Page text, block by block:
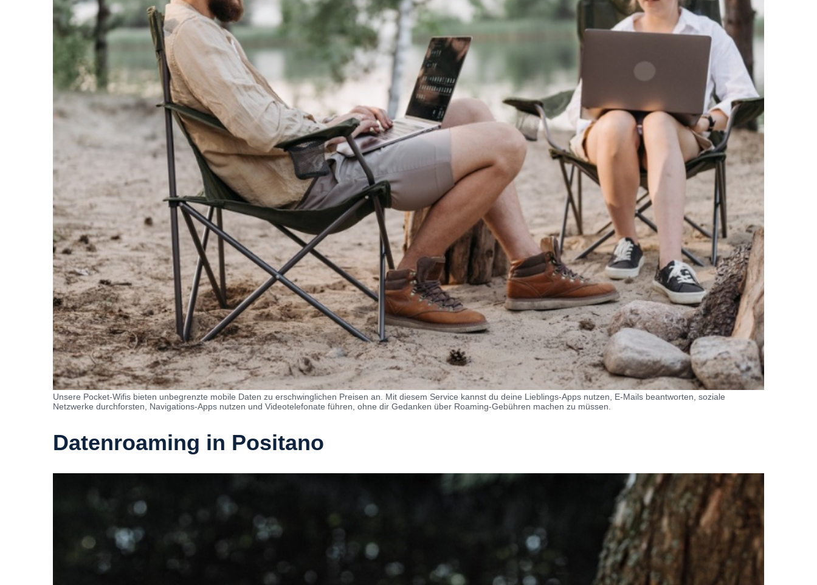
Unsere Pocket-Wifis bieten unbegrenzte mobile Daten zu erschwinglichen Preisen an. Mit diesem Service kannst du deine Lieblings-Apps nutzen, E-Mails beantworten, soziale
Netzwerke durchforsten, Navigations-Apps nutzen und Videotelefonate führen, ohne dir Gedanken über Roaming-Gebühren machen zu müssen.
Datenroaming in Positano